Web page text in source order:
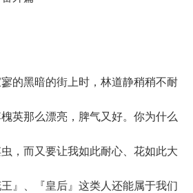
黑暗的街上时，林道静稍稍不耐
英那么漂亮，脾气又好。你为什么
，而又要让我如此耐心、花如此大
』、『皇后』这类人还能属于我们